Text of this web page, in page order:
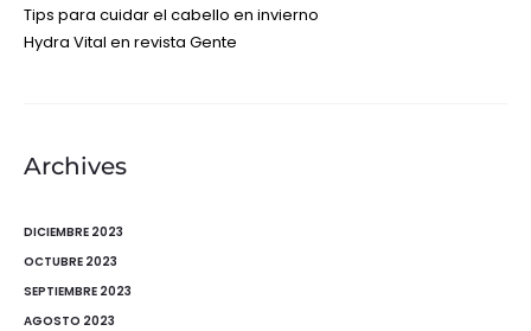
Tips para cuidar el cabello en invierno
Hydra Vital en revista Gente
Archives
DICIEMBRE 2023
OCTUBRE 2023
SEPTIEMBRE 2023
AGOSTO 2023